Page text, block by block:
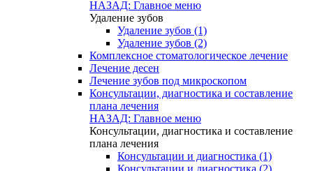
НАЗАД: Главное меню
Удаление зубов
Удаление зубов (1)
Удаление зубов (2)
Комплексное стоматологическое лечение
Лечение десен
Лечение зубов под микроскопом
Консультации, диагностика и составление
плана лечения
НАЗАД: Главное меню
Консультации, диагностика и составление
плана лечения
Консультации и диагностика (1)
Консультации и диагностика (2)